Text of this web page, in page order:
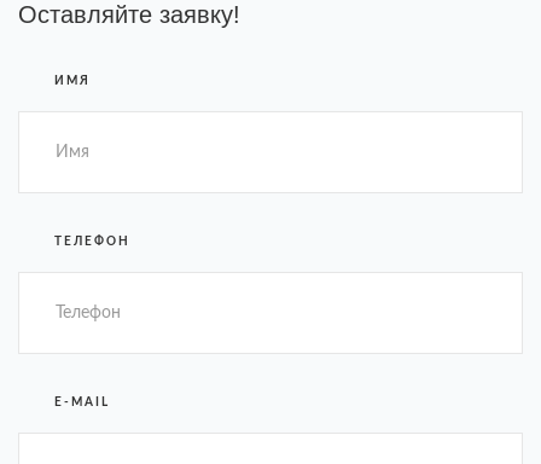
Оставляйте заявку!
ИМЯ
ТЕЛЕФОН
E-MAIL